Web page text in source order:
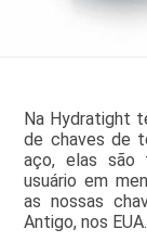
Na Hydratight
de chaves de
aço, elas são
usuário em
as nossas
Antigo, nos EUA.